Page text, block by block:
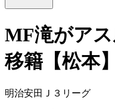
MF滝がア
移籍【松本】
明治安田Ｊ３リーグ